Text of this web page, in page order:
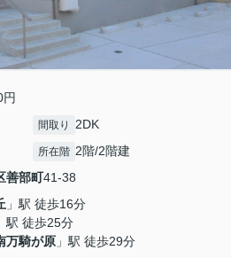
間取り 2DK
所在階 2階/2階建
善部町41-38
」駅 徒歩16分
駅 徒歩25分
万騎が原 」駅 徒歩29分